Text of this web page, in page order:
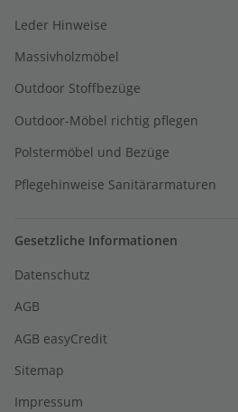
Leder Hinweise
Massivholzmöbel
Outdoor Stoffbezüge
Outdoor-Möbel richtig pflegen
Polstermöbel und Bezüge
Pflegehinweise Sanitärarmaturen
Gesetzliche Informationen
Datenschutz
AGB
AGB easyCredit
Sitemap
Impressum